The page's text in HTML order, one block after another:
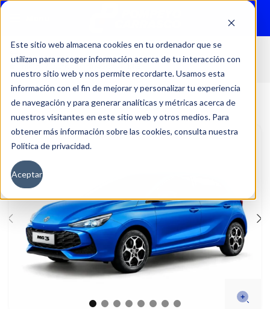
Este sitio web almacena cookies en tu ordenador que se
utilizan para recoger información acerca de tu interacción con
nuestro sitio web y nos permite recordarte. Usamos esta
información con el fin de mejorar y personalizar tu experiencia
de navegación y para generar analíticas y métricas acerca de
nuestros visitantes en este sitio web y otros medios. Para
obtener más información sobre las cookies, consulta nuestra
Política de privacidad.
Aceptar
Inicio Autos